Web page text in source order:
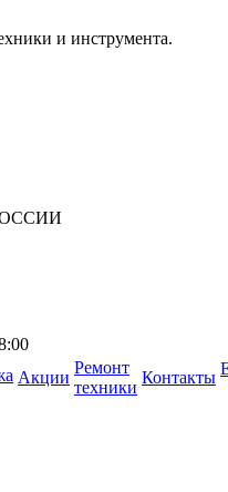
и инструмента.
Акции
Ремонт
техники
Контакты